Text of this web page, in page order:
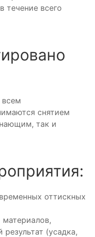
течение всего
всем
снятием
так и
оттискных
материалов,
(усадка,